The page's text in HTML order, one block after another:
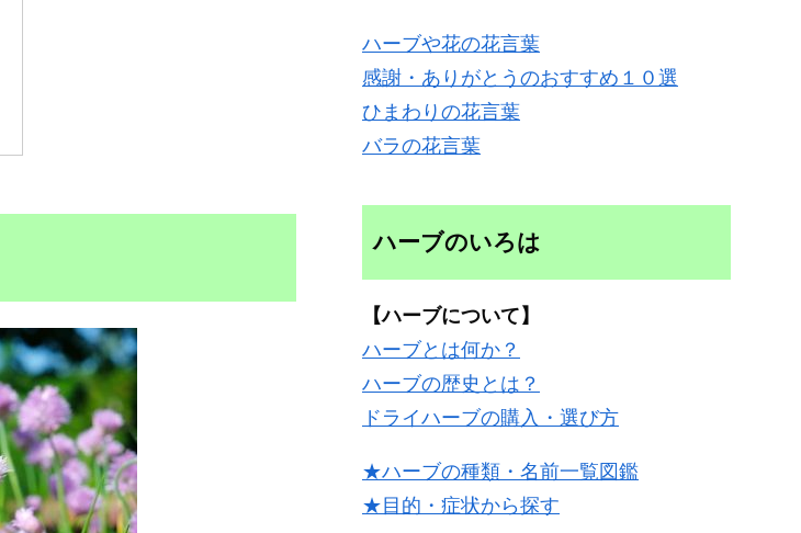
ハーブや花の花言葉
感謝・ありがとうのおすすめ１０選
ひまわりの花言葉
バラの花言葉
ハーブのいろは
【ハーブについて】
ハーブとは何か？
ハーブの歴史とは？
ドライハーブの購入・選び方
★ハーブの種類・名前一覧図鑑
★目的・症状から探す